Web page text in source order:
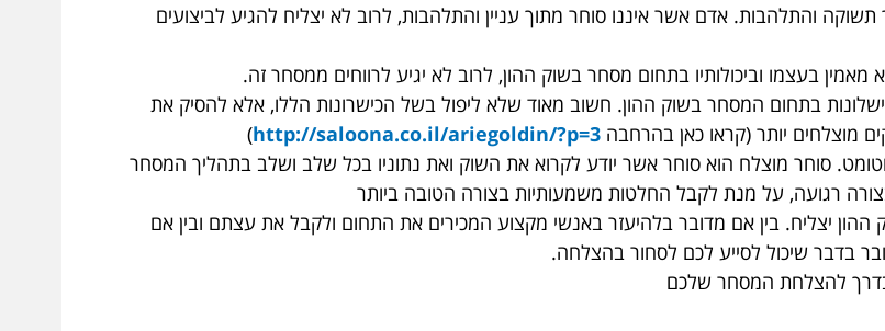
והתלהבות. אדם אשר איננו סוחר מתוך עניין והתלהבות, לרוב לא יצליח להגיע לביצועים
בעצמו וביכולותיו בתחום מסחר בשוק ההון, לרוב לא יגיע לרווחים ממסחר זה.
בתחום המסחר בשוק ההון. חשוב מאוד שלא ליפול בשל הכישרונות הללו, אלא להסיק את
מוצלחים יותר (קראו כאן בהרחבה http://saloona.co.il/ariegoldin/?p=3
)
סוחר מוצלח הוא סוחר אשר יודע לקרוא את השוק ואת נתוניו בכל שלב ושלב בתהליך המסחר
רגועה, על מנת לקבל החלטות משמעותיות בצורה הטובה ביותר
יצליח. בין אם מדובר בלהיעזר באנשי מקצוע המכירים את התחום ולקבל את עצתם ובין אם
בדבר שיכול לסייע לכם לסחור בהצלחה.
להצלחת המסחר שלכם